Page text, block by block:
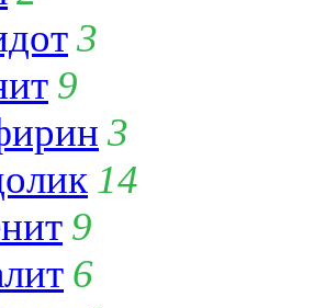
3
9
3
14
9
6